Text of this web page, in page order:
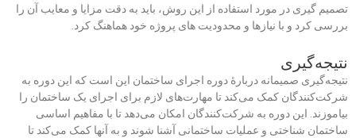
تصمیم گیری در مورد استفاده از این روش، باید به دقت مزایا و معایب آن را
بررسی کرد و با نیازها و محدودیت های پروژه خود هماهنگ کرد.
نتیجه‌گیری
نتیجه‌گیری صمیمانه دربارهٔ دوره اجرای ساختمان این است که این دوره به
شرکت‌کنندگان کمک می‌کند تا مهارت‌های لازم برای اجرای یک ساختمان را
بیاموزند. این دوره به شرکت‌کنندگان امکان می‌دهد تا با مفاهیم اساسی
ساختمان شناختی و عملیات ساختمانی آشنا شوند و به آنها کمک می‌کند تا